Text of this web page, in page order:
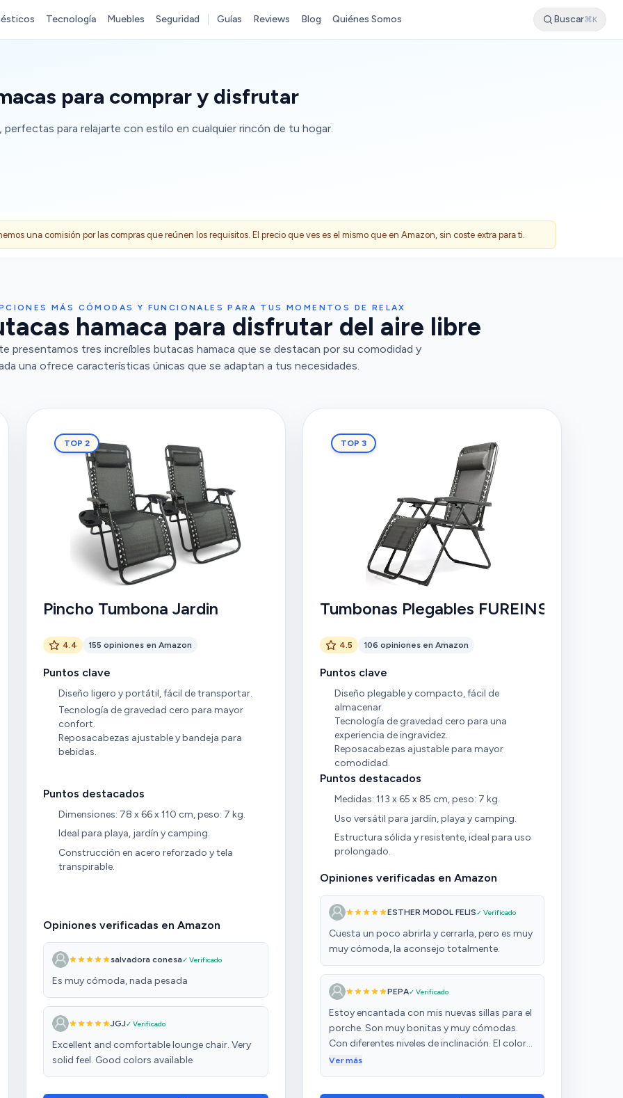
Tecnología Muebles Seguridad Guías Reviews Blog Quiénes Somos Buscar⌘K
para comprar y disfrutar
para relajarte con estilo en cualquier rincón de tu hogar.
una comisión por las compras que reúnen los requisitos. El precio que ves es el mismo que en Amazon, sin coste extra para ti.
MÁS CÓMODAS Y FUNCIONALES PARA TUS MOMENTOS DE RELAX
hamaca para disfrutar del aire libre
presentamos tres increíbles butacas hamaca que se destacan por su comodidad y
una ofrece características únicas que se adaptan a tus necesidades.
TOP 2
Pincho Tumbona Jardin
4.4 155 opiniones en Amazon
Puntos clave
Diseño ligero y portátil, fácil de transportar.
Tecnología de gravedad cero para mayor
confort.
Reposacabezas ajustable y bandeja para
bebidas.
Puntos destacados
Dimensiones: 78 x 66 x 110 cm, peso: 7 kg.
Ideal para playa, jardín y camping.
Construcción en acero reforzado y tela
transpirable.
Opiniones verificadas en Amazon
salvadora conesa✓ Verificado
Es muy cómoda, nada pesada
JGJ✓ Verificado
Excellent and comfortable lounge chair. Very
solid feel. Good colors available
TOP 3
Tumbonas Plegables FUREINSTORE
4.5 106 opiniones en Amazon
Puntos clave
Diseño plegable y compacto, fácil de
almacenar.
Tecnología de gravedad cero para una
experiencia de ingravidez.
Reposacabezas ajustable para mayor
comodidad.
Puntos destacados
Medidas: 113 x 65 x 85 cm, peso: 7 kg.
Uso versátil para jardín, playa y camping.
Estructura sólida y resistente, ideal para uso
prolongado.
Opiniones verificadas en Amazon
ESTHER MODOL FELIS✓ Verificado
Cuesta un poco abrirla y cerrarla, pero es muy
muy cómoda, la aconsejo totalmente.
PEPA✓ Verificado
Estoy encantada con mis nuevas sillas para el
porche. Son muy bonitas y muy cómodas.
Con diferentes niveles de inclinación. El color
me encanta. Muy recomendables. Las volvería
Ver más